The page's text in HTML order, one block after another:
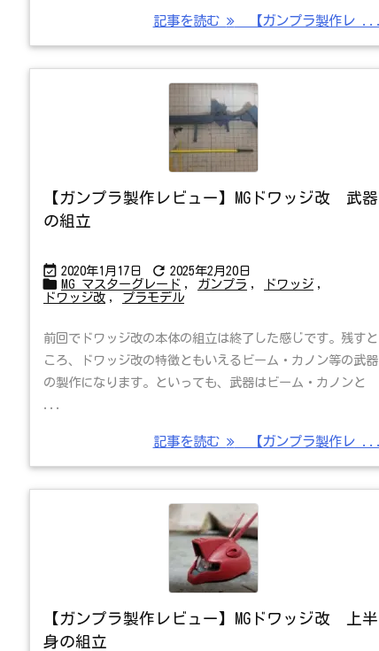
記事を読む 【ガンプラ製作レ ...
【ガンプラ製作レビュー】MGドワッジ改 武器
の組立
 2020年1月17日  2025年2月20日
 MG マスターグレード , ガンプラ , ドワッジ ,
ドワッジ改 , プラモデル
前回でドワッジ改の本体の組立は終了した感じです。残すと
ころ、ドワッジ改の特徴ともいえるビーム・カノン等の武器
の製作になります。といっても、武器はビーム・カノンと
...
記事を読む 【ガンプラ製作レ ...
【ガンプラ製作レビュー】MGドワッジ改 上半
身の組立